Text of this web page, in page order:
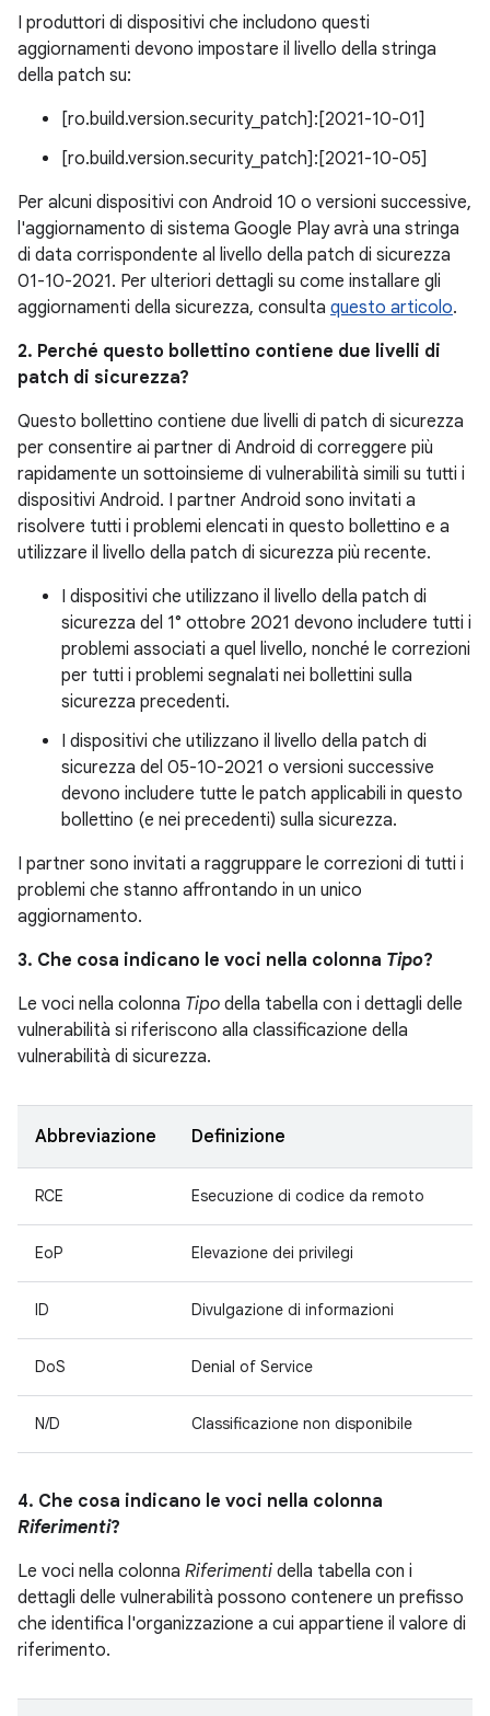
I produttori di dispositivi che includono questi
aggiornamenti devono impostare il livello della stringa
della patch su:
[ro.build.version.security_patch]:[2021-10-01]
[ro.build.version.security_patch]:[2021-10-05]
Per alcuni dispositivi con Android 10 o versioni successive,
l'aggiornamento di sistema Google Play avrà una stringa
di data corrispondente al livello della patch di sicurezza
01-10-2021. Per ulteriori dettagli su come installare gli
aggiornamenti della sicurezza, consulta questo articolo.
2. Perché questo bollettino contiene due livelli di
patch di sicurezza?
Questo bollettino contiene due livelli di patch di sicurezza
per consentire ai partner di Android di correggere più
rapidamente un sottoinsieme di vulnerabilità simili su tutti i
dispositivi Android. I partner Android sono invitati a
risolvere tutti i problemi elencati in questo bollettino e a
utilizzare il livello della patch di sicurezza più recente.
I dispositivi che utilizzano il livello della patch di
sicurezza del 1° ottobre 2021 devono includere tutti i
problemi associati a quel livello, nonché le correzioni
per tutti i problemi segnalati nei bollettini sulla
sicurezza precedenti.
I dispositivi che utilizzano il livello della patch di
sicurezza del 05-10-2021 o versioni successive
devono includere tutte le patch applicabili in questo
bollettino (e nei precedenti) sulla sicurezza.
I partner sono invitati a raggruppare le correzioni di tutti i
problemi che stanno affrontando in un unico
aggiornamento.
3. Che cosa indicano le voci nella colonna Tipo?
Le voci nella colonna Tipo della tabella con i dettagli delle
vulnerabilità si riferiscono alla classificazione della
vulnerabilità di sicurezza.
Abbreviazione Definizione
RCE Esecuzione di codice da remoto
EoP Elevazione dei privilegi
ID Divulgazione di informazioni
DoS Denial of Service
N/D Classificazione non disponibile
4. Che cosa indicano le voci nella colonna
Riferimenti?
Le voci nella colonna Riferimenti della tabella con i
dettagli delle vulnerabilità possono contenere un prefisso
che identifica l'organizzazione a cui appartiene il valore di
riferimento.